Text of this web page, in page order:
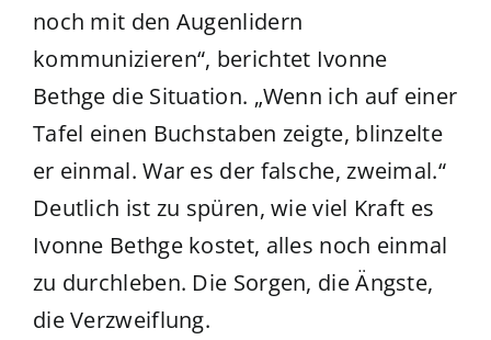
noch mit den Augenlidern
kommunizieren“, berichtet Ivonne
Bethge die Situation. „Wenn ich auf einer
Tafel einen Buchstaben zeigte, blinzelte
er einmal. War es der falsche, zweimal.“
Deutlich ist zu spüren, wie viel Kraft es
Ivonne Bethge kostet, alles noch einmal
zu durchleben. Die Sorgen, die Ängste,
die Verzweiflung.